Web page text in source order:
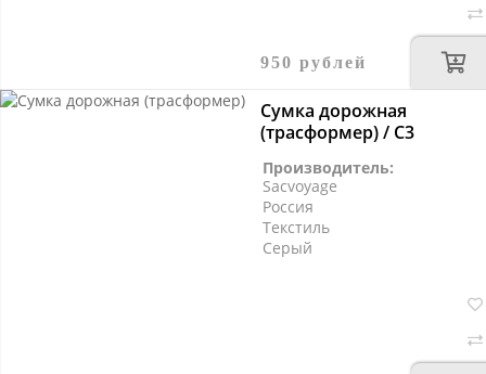
950 рублей
Сумка дорожная
(трасформер) / С3
Производитель:
Sacvoyage
Россия
Текстиль
Серый